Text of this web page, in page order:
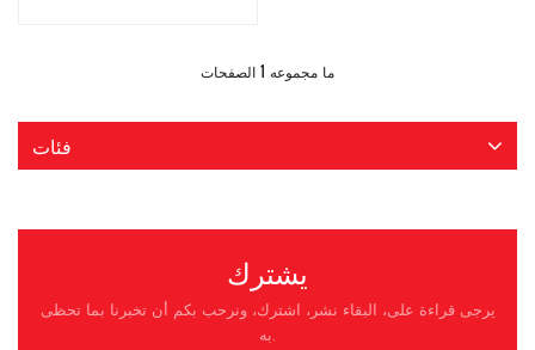
C240/ Mitsubish S4S
ما مجموعه 1 الصفحات
فئات
يشترك
يرجى قراءة على، البقاء نشر، اشترك، ونرحب بكم أن تخبرنا بما تحظى
به.